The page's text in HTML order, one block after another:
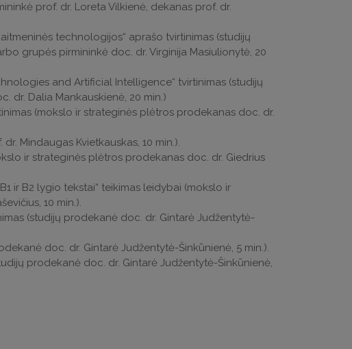
prof. dr. Loreta Vilkienė, dekanas prof. dr.
technologijos“ aprašo tvirtinimas (studijų
grupės pirmininkė doc. dr. Virginija Masiulionytė, 20
and Artificial Intelligence“ tvirtinimas (studijų
dr. Dalia Mankauskienė, 20 min.)
(mokslo ir strateginės plėtros prodekanas doc. dr.
Mindaugas Kvietkauskas, 10 min.).
ir strateginės plėtros prodekanas doc. dr. Giedrius
ir B2 lygio tekstai“ teikimas leidybai (mokslo ir
10 min.).
(studijų prodekanė doc. dr. Gintarė Judžentytė-
doc. dr. Gintarė Judžentytė-Šinkūnienė, 5 min.).
prodekanė doc. dr. Gintarė Judžentytė-Šinkūnienė,